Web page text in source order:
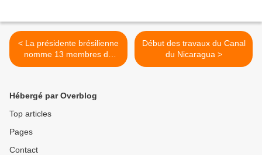
< La présidente brésilienne
nomme 13 membres du
Cabinet
Début des travaux du Canal
du Nicaragua >
Hébergé par Overblog
Top articles
Pages
Contact